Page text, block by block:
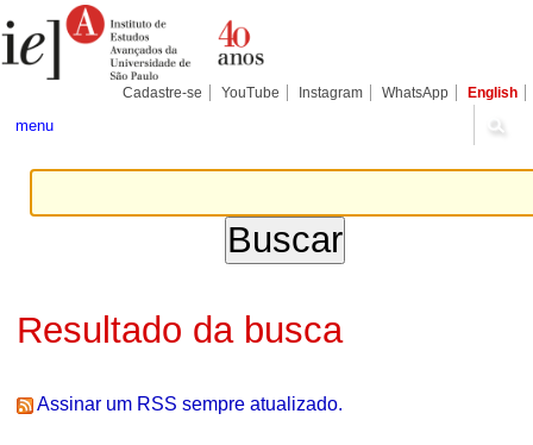
para
conteúdo.
Pessoais
Cadastre-se YouTube Instagram WhatsApp English
menu
Resultado da busca
Assinar um RSS sempre atualizado.